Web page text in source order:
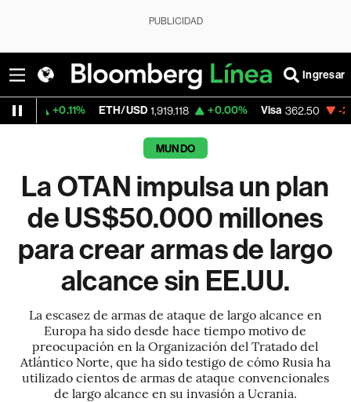
PUBLICIDAD
Ingresar
ETH/USD 1,919.118 +0.00% Visa 362.50 -2.15%
MUNDO
La OTAN impulsa un plan
de US$50.000 millones
para crear armas de largo
alcance sin EE.UU.
La escasez de armas de ataque de largo alcance en
Europa ha sido desde hace tiempo motivo de
preocupación en la Organización del Tratado del
Atlántico Norte, que ha sido testigo de cómo Rusia ha
utilizado cientos de armas de ataque convencionales
de largo alcance en su invasión a Ucrania.